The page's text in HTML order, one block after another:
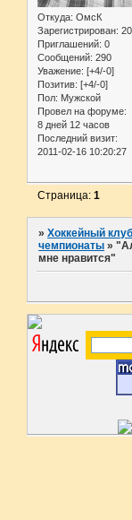
Откуда: ОмсК
Зарегистрирован:
Приглашений: 0
Сообщений: 290
Уважение: [+4/-0]
Позитив: [+4/-0]
Пол: Мужской
Провел на форуме:
8 дней 12 часов
Последний визит:
2011-02-16 10:20:27
Страница:1
»Хоккейный
чемпионаты »
мне нравится"